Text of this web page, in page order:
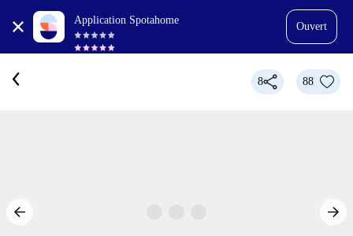
Application Spotahome
Ouvert
8 88